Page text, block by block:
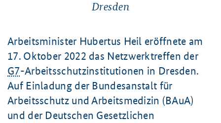
Dresden
Arbeitsminister Hubertus Heil eröffnete am
17. Oktober 2022 das Netzwerktreffen der
G7-Arbeitsschutzinstitutionen in Dresden.
Auf Einladung der Bundesanstalt für
Arbeitsschutz und Arbeitsmedizin (BAuA)
und der Deutschen Gesetzlichen